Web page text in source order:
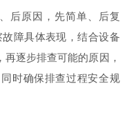
后原因，先简单、后复
障具体表现，结合设备
逐步排查可能的原因，
时确保排查过程安全规